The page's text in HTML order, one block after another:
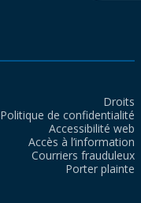
Droits
Politique de confidentialité
Accessibilité web
Accès à l’information
Courriers frauduleux
Porter plainte